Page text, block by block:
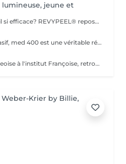
lumineuse, jeune et
Pourquoi REVYPEEL® est-il si efficace? REVYPEEL® repose sur une combinaison exclusive de trois acides aux actions complémentaires : Des Résultats Visibles et Durables Effet "peau neuve" : Exfoliation contrôlée pour une texture affínée, un teint éclatant et uniformisé. Anti-âge : Stimulation de la production de collagène pour une peau ferme et repulpée. Anti-imperfections : Réduction des rides, cicatrices d'acné et pores dilatés. Éclaircissant : Diminution des taches pigmentaires et prévention des récidives. 3. Adapté à Tous les Types de Peau , REVYPEEL® s'adapte à chaque besoin : Version LOW : Pour une exfoliation douce, idéale pour les peaux sensibles ou en entretien. 4. Sécurité et Confort Contrôle optimal :pas de risques d'irritation ou de rougeurs. Contrairement aux peelings agressifs, REVYPEEL® offre une récupération rapide
Véritable bio lifting non invasif, med 400 est une véritable révolution dans le domaine de l'esthétique. Combinant la diathermologie et la diathermo-concentration, cette technique va complètement régénérer la peau, raffermir les muscles faciaux, vascularisé les tissus profonds, ré oxygéner les tissus du visage, traiter le relâchement, les rides faciales et le cou. Le traitement va débarrasser la peau de toutes ses impuretés. Puis,la sonophorèse, innovation agissant comme une mésothérapie sans aiguilles, va permettre la pénétration de tous les actifs. Les résultats sont visibles dès la première séance. Cure de 6 soins - Prix 1100
En exclusivité Luxembourgeoise à l'institut Françoise, retrouvez la solution naturelle, non invasive et efficace pour répondre à votre souhait de rajeunissement durable. Le visage, l'ovale et le cou sont redessinés et retrouvent leur tonicité, les rides et plis s'atténuent, le regard retrouve sa luminosité. Les résultats sont visibles dès la première séance. Chaque traitement doit être fait tous les deux mois. Cure de 3 Soins - Prix 1029 Cure de 5 Soins - Prix 1560